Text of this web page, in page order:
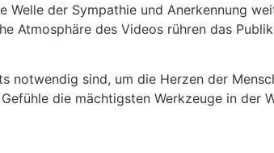
Welle der Sympathie und Anerkennung
Atmosphäre des Videos rühren das
sind, um die Herzen der
die mächtigsten Werkzeuge in der